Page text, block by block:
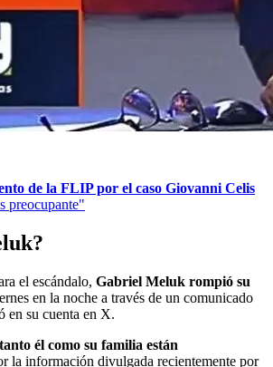
de la FLIP por el caso Giovanni Celis
preocupante"
el escándalo, Gabriel Meluk rompió su
en la noche a través de un comunicado
en su cuenta en X.
tanto él como su familia están
la información divulgada recientemente por